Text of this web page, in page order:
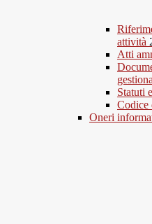
attività
Atti
Statuti
Codice
Oneri